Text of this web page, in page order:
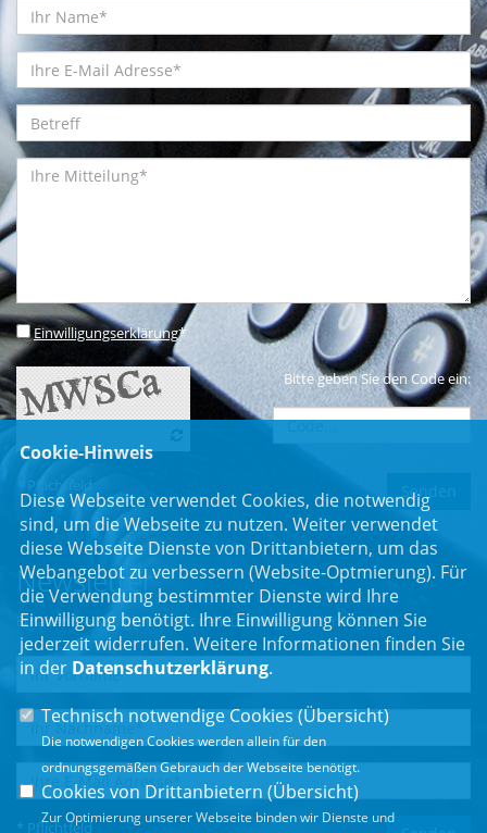
Einwilligungserklärung*
Bitte geben Sie den Code ein:
* Pflichtfeld
Newsletter
Erhalten Sie Neuigkeiten aus dem Landtag und der Region.
* Pflichtfeld
Cookie-Hinweis
Diese Webseite verwendet Cookies, die notwendig
sind, um die Webseite zu nutzen. Weiter verwendet
diese Webseite Dienste von Drittanbietern, um das
Webangebot zu verbessern (Website-Optmierung). Für
die Verwendung bestimmter Dienste wird Ihre
Einwilligung benötigt. Ihre Einwilligung können Sie
jederzeit widerrufen. Weitere Informationen finden Sie
in der Datenschutzerklärung.
Technisch notwendige Cookies (Übersicht)
Die notwendigen Cookies werden allein für den
ordnungsgemäßen Gebrauch der Webseite benötigt.
Cookies von Drittanbietern (Übersicht)
Zur Optimierung unserer Webseite binden wir Dienste und